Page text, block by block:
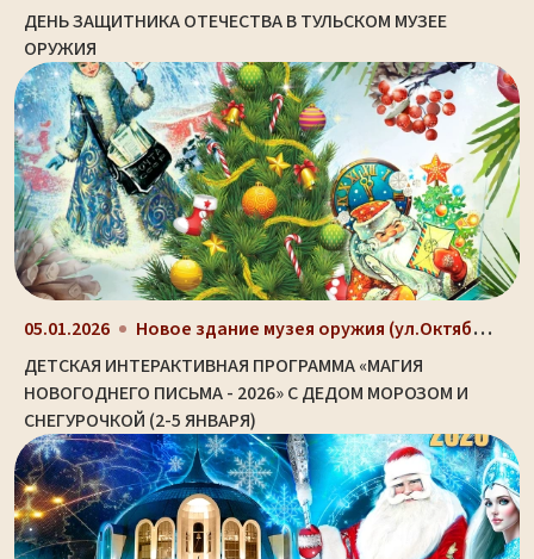
ДЕНЬ ЗАЩИТНИКА ОТЕЧЕСТВА В ТУЛЬСКОМ МУЗЕЕ
ОРУЖИЯ
05.01.2026 Новое здание музея оружия (ул.Октябрьская, д. 2)
ДЕТСКАЯ ИНТЕРАКТИВНАЯ ПРОГРАММА «МАГИЯ
НОВОГОДНЕГО ПИСЬМА - 2026» С ДЕДОМ МОРОЗОМ И
СНЕГУРОЧКОЙ (2-5 ЯНВАРЯ)